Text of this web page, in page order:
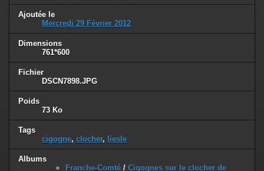
Ajoutée le
Mercredi 29 Février 2012
Dimensions
761*600
Fichier
DSCN7898.JPG
Poids
73 Ko
Tags
cigogne, clocher, liesle
Albums
Franche-Comté / Cigognes sur le clocher de